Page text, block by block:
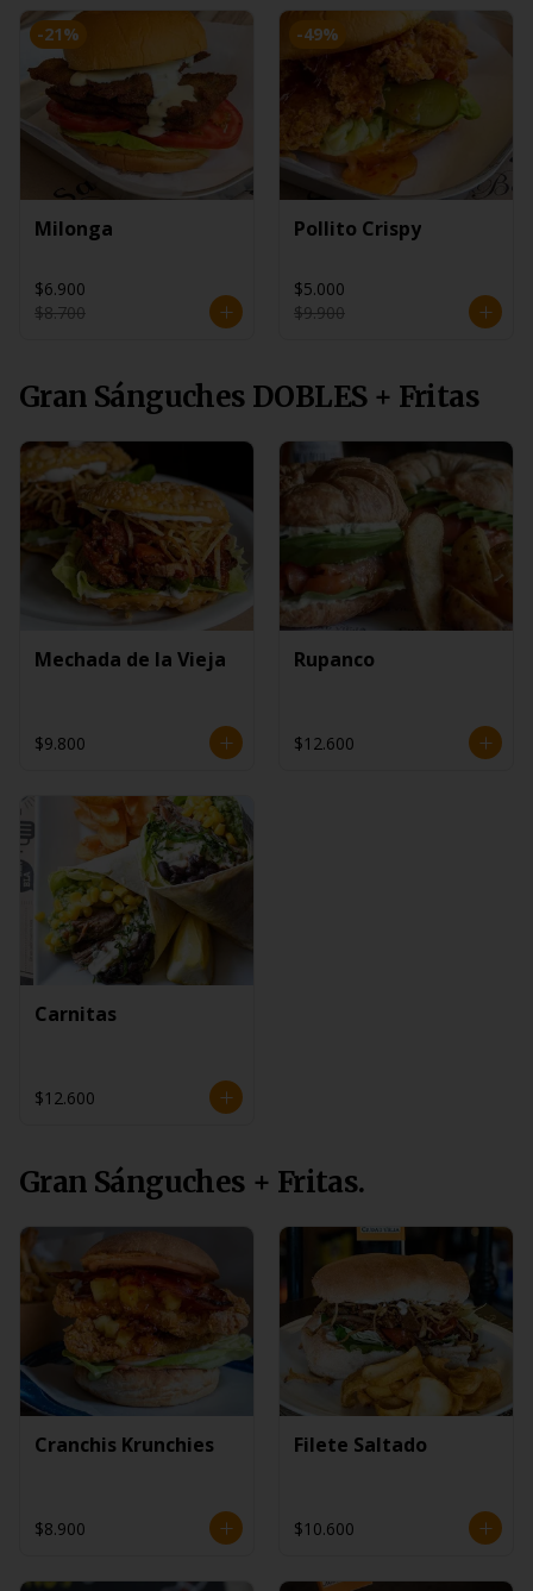
-21%
Milonga
$6.900
$8.700
-49%
Pollito Crispy
$5.000
$9.900
Gran Sánguches DOBLES + Fritas
Mechada de la Vieja
$9.800
Rupanco
$12.600
Carnitas
$12.600
Gran Sánguches + Fritas.
Cranchis Krunchies
$8.900
Filete Saltado
$10.600